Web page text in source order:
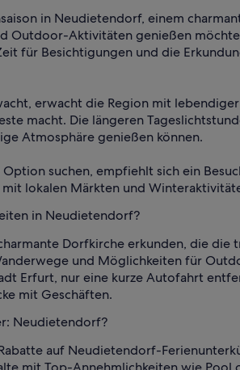
in Neudietendorf, einem
Outdoor-Aktivitäten genießen
für Besichtigungen und die
erwacht die Region mit
macht. Die längeren
Atmosphäre genießen können.
suchen, empfiehlt sich ein
lokalen Märkten und
in Neudietendorf?
Dorfkirche erkunden, die
und Möglichkeiten für
Erfurt, nur eine kurze Autofahrt
mit Geschäften.
Neudietendorf?
auf Neudietendorf-